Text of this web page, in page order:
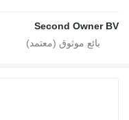
Second Owner BV